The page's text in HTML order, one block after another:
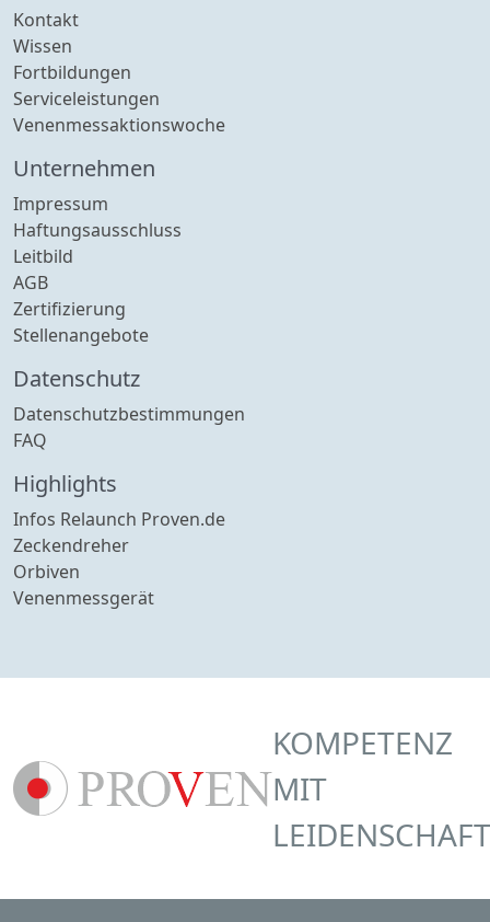
Kontakt
Wissen
Fortbildungen
Serviceleistungen
Venenmessaktionswoche
Unternehmen
Impressum
Haftungsausschluss
Leitbild
AGB
Zertifizierung
Stellenangebote
Datenschutz
Datenschutzbestimmungen
FAQ
Highlights
Infos Relaunch Proven.de
Zeckendreher
Orbiven
Venenmessgerät
KOMPETENZ
MIT
LEIDENSCHAFT